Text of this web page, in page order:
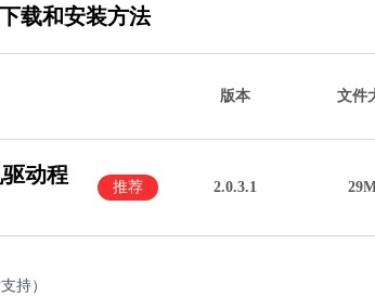
载和安装方法
版本 文件
动程
推荐 2.0.3.1
持）